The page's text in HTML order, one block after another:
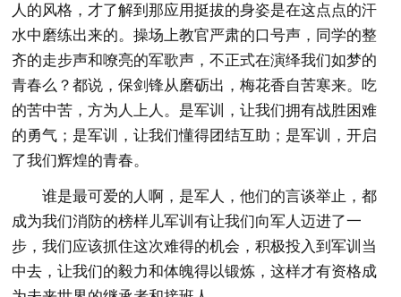
人的风格，才了解到那应用挺拔的身姿是在这点点的汗
水中磨练出来的。操场上教官严肃的口号声，同学的整
齐的走步声和嘹亮的军歌声，不正式在演绎我们如梦的
青春么？都说，保剑锋从磨砺出，梅花香自苦寒来。吃
的苦中苦，方为人上人。是军训，让我们拥有战胜困难
的勇气；是军训，让我们懂得团结互助；是军训，开启
了我们辉煌的青春。
谁是最可爱的人啊，是军人，他们的言谈举止，都
成为我们消防的榜样儿军训有让我们向军人迈进了一
步，我们应该抓住这次难得的机会，积极投入到军训当
中去，让我们的毅力和体魄得以锻炼，这样才有资格成